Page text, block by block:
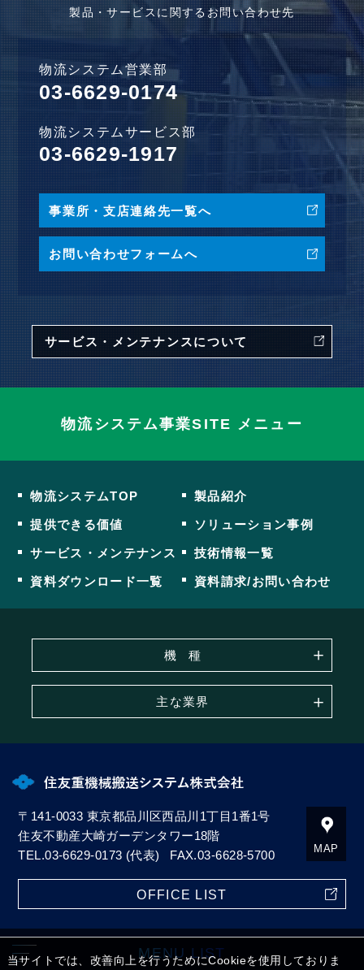
製品・サービスに関するお問い合わせ先
物流システム営業部
03-6629-0174
物流システムサービス部
03-6629-1917
事業所・支店連絡先一覧へ
お問い合わせフォームへ
サービス・メンテナンスについて
物流システム事業SITE メニュー
物流システムTOP 製品紹介
提供できる価値 ソリューション事例
サービス・メンテナンス 技術情報一覧
資料ダウンロード一覧 資料請求/お問い合わせ
機 種
主な業界
〒141-0033 東京都品川区西品川1丁目1番1号
住友不動産大崎ガーデンタワー18階
TEL.03-6629-0173 (代表) FAX.03-6628-5700
MAP
OFFICE LIST
MENU LIST
当サイトでは、改善向上を行うためにCookieを使用しておりま